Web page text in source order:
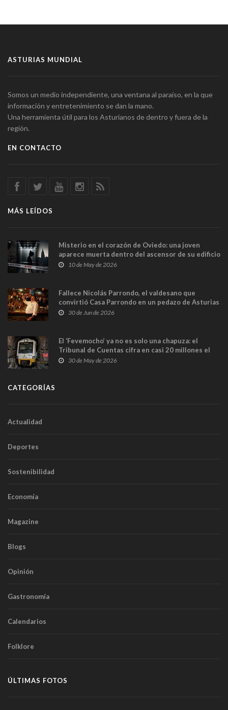
ASTURIAS MUNDIAL
Somos un medio independiente, una ventana al paraíso, en la que
información y entretenimiento se dan la mano.
Una herramienta útil para los Asturianos de dentro y fuera de la
región.
EN CONTACTO
MÁS LEÍDOS
Misterio en el corazón de Oviedo: una joven
aparece muerta dentro del ascensor de su edificio
y las cámaras captan sus últimos minutos
10 de May de 2026
Fallece Nicolás Parrondo, el valdesano que
convirtió Casa Parrondo en un pedazo de Asturias
en Madrid
30 de Jun de 2026
El ‘Fevemocho’ ya no es solo una chapuza: el
Tribunal de Cuentas cifra en casi 20 millones el
sobrecoste de los trenes que no cabían por los
30 de May de 2026
CATEGORÍAS
Actualidad
Deportes
Sostenibilidad
Economía
Magazine
Blogs
Opinión
Gastronomía
Calendarios
Folklore
ÚLTIMAS FOTOS